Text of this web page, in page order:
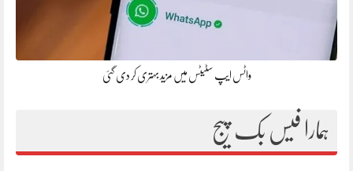
واٹس ایپ سٹیٹس میں مزید بہتری کر دی گئی
ہمارا فیس بک پیج